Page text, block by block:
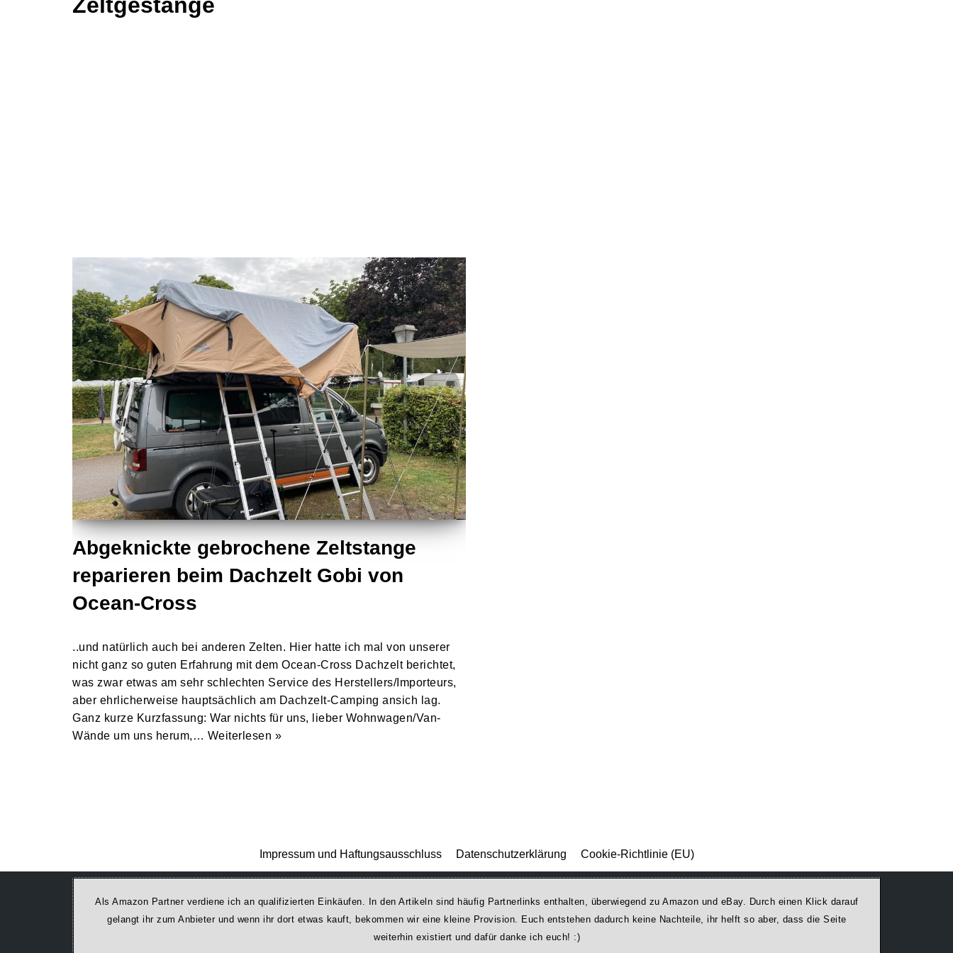
Zeltgestänge
Abgeknickte gebrochene Zeltstange
reparieren beim Dachzelt Gobi von
Ocean-Cross
..und natürlich auch bei anderen Zelten. Hier hatte ich mal von unserer
nicht ganz so guten Erfahrung mit dem Ocean-Cross Dachzelt berichtet,
was zwar etwas am sehr schlechten Service des Herstellers/Importeurs,
aber ehrlicherweise hauptsächlich am Dachzelt-Camping ansich lag.
Ganz kurze Kurzfassung: War nichts für uns, lieber Wohnwagen/Van-
Wände um uns herum,… Weiterlesen »
Impressum und Haftungsausschluss Datenschutzerklärung Cookie-Richtlinie (EU)
Als Amazon Partner verdiene ich an qualifizierten Einkäufen. In den Artikeln sind häufig Partnerlinks enthalten, überwiegend zu Amazon und eBay. Durch einen Klick darauf
ge­lan­gt ihr zum Anbieter und wenn ihr dort etwas kauft, bekommen wir ei­ne kleine Provision. Euch entstehen dadurch keine Nachteile, ihr helft so aber, dass die Seite
weiterhin existiert und dafür danke ich euch! :)